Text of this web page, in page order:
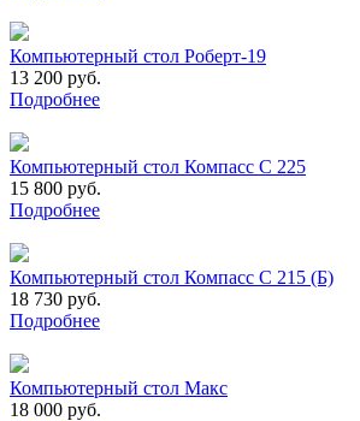
Компьютерный стол Роберт-19
13 200 руб.
Подробнее
Компьютерный стол Компасс С 225
15 800 руб.
Подробнее
Компьютерный стол Компасс С 215 (Б)
18 730 руб.
Подробнее
Компьютерный стол Макс
18 000 руб.